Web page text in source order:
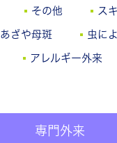
その他 ス
あざや母斑 虫に
アレルギー外来
専門外来